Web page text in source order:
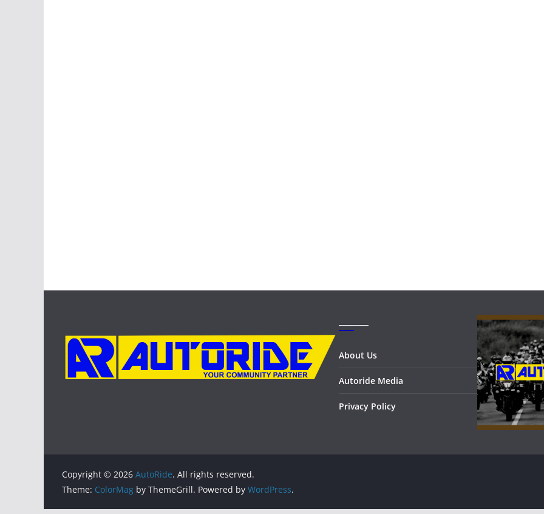
About Us
Autoride Media
Privacy Policy
Copyright © 2026 AutoRide. All rights reserved.
Theme: ColorMag by ThemeGrill. Powered by WordPress.